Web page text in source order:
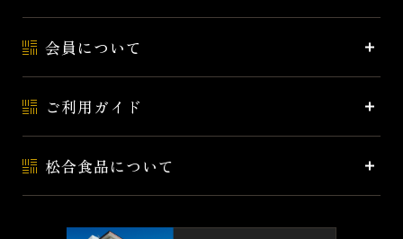
会員について
ご利用ガイド
松合食品について